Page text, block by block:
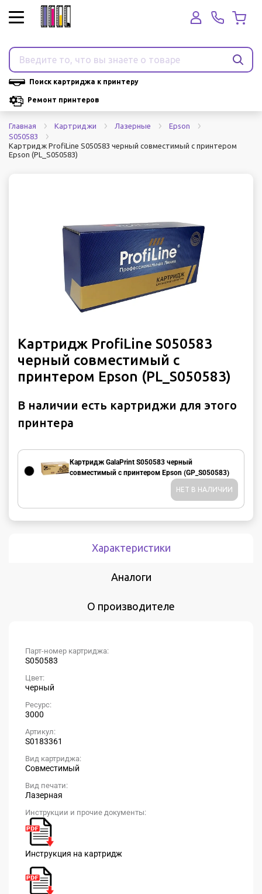
Поиск картриджа к принтеру
Ремонт принтеров
Главная Картриджи Лазерные
Epson
S050583
Картридж ProfiLine S050583 черный совместимый с принтером
Epson (PL_S050583)
Картридж ProfiLine S050583
черный совместимый с
принтером Epson (PL_S050583)
В наличии есть картриджи для этого
принтера
Картридж GalaPrint S050583 черный
совместимый с принтером Epson (GP_S050583)
НЕТ В НАЛИЧИИ
Характеристики
Аналоги
О производителе
Парт-номер картриджа:
S050583
Цвет:
черный
Ресурс:
3000
Артикул:
S0183361
Вид картриджа:
Совместимый
Вид печати:
Лазерная
Инструкции и прочие документы:
Инструкция на картридж